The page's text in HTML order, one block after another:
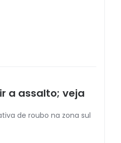
a assalto; veja
de roubo na zona sul